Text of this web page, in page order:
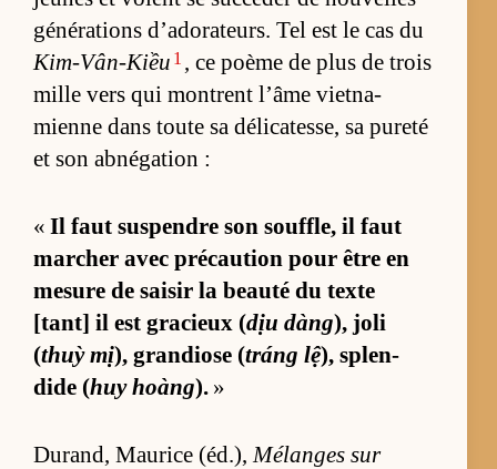
gé­né­ra­tions d’ado­ra­teurs. Tel est le cas du
Kim-Vân-Kiều 1 , ce poème de plus de trois
mille vers qui montrent l’âme viet­na­
mienne dans toute sa dé­li­ca­tes­se, sa pu­reté
et son ab­né­ga­tion :
« Il faut sus­pendre son souf­fle, il faut
mar­cher avec pré­cau­tion pour être en
me­sure de sai­sir la beauté du texte
[tant] il est gra­cieux (dịu dàng), joli
(thuỳ mị), gran­diose (tráng lệ), splen­
dide (huy hoàng). »
Du­rand, Mau­rice (éd.), Mé­langes sur